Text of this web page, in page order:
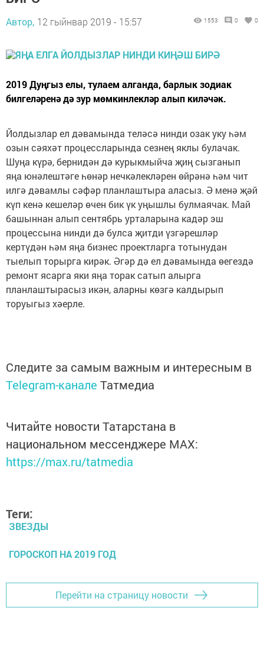
Автор, 12 гыйнвар 2019 - 15:57 1553 0 0
2019 Дуңгыз елы, тулаем алганда, барлык зодиак
билгеләренә дә зур мөмкинлекләр алып киләчәк.
Йолдызлар ел дәвамында теләсә нинди озак уку һәм
озын сәяхәт процессларында сезнең яклы булачак.
Шуңа күрә, бернидән дә курыкмыйча җиң сызганып
яңа юнәлештәге һөнәр нечкәлекләрен өйрәнә һәм чит
илгә дәвамлы сәфәр планлаштыра аласыз. Ә менә җәй
күп кенә кешеләр өчен бик үк уңышлы булмаячак. Май
башыннан алып сентябрь урталарына кадәр эш
процессына нинди дә булса җитди үзгәрешләр
кертүдән һәм яңа бизнес проектларга тотынудан
тыелып торырга кирәк. Әгәр дә ел дәвамында өегездә
ремонт ясарга яки яңа торак сатып алырга
планлаштырасыз икән, аларны көзгә калдырып
торуыгыз хәерле.
Следите за самым важным и интересным в
Telegram-канале Татмедиа
Читайте новости Татарстана в
национальном мессенджере MАХ:
https://max.ru/tatmedia
Теги:
ЗВЕЗДЫ
ГОРОСКОП НА 2019 ГОД
Перейти на страницу новости